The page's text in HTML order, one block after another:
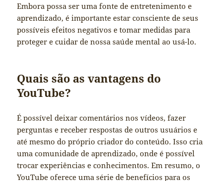
Embora possa ser uma fonte de entretenimento e
aprendizado, é importante estar consciente de seus
possíveis efeitos negativos e tomar medidas para
proteger e cuidar de nossa saúde mental ao usá-lo.
Quais são as vantagens do
YouTube?
É possível deixar comentários nos vídeos, fazer
perguntas e receber respostas de outros usuários e
até mesmo do próprio criador do conteúdo. Isso cria
uma comunidade de aprendizado, onde é possível
trocar experiências e conhecimentos. Em resumo, o
YouTube oferece uma série de benefícios para os